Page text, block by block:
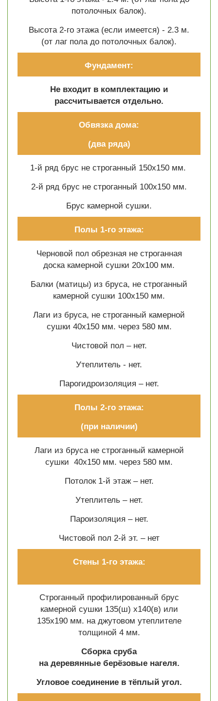
потолочных балок).
Высота 2-го этажа (если имеется) - 2.3 м.
(от лаг пола до потолочных балок).
Фундамент:
Не входит в комплектацию и
рассчитывается отдельно.
Обвязка дома:
(два ряда)
1-й ряд брус не строганный 150х150 мм.
2-й ряд брус не строганный 100х150 мм.
Брус камерной сушки.
Полы 1-го этажа:
Черновой пол обрезная не строганная
доска камерной сушки 20х100 мм.
Балки (матицы) из бруса, не строганный
камерной сушки 100х150 мм.
Лаги из бруса, не строганный камерной
сушки 40х150 мм. через 580 мм.
Чистовой пол – нет.
Утеплитель - нет.
Парогидроизоляция – нет.
Полы 2-го этажа:
(при наличии)
Лаги из бруса не строганный камерной
сушки 40х150 мм. через 580 мм.
Потолок 1-й этаж – нет.
Утеплитель – нет.
Пароизоляция – нет.
Чистовой пол 2-й эт. – нет
Стены 1-го этажа:
Строганный профилированный брус
камерной сушки 135(ш) х140(в) или
135х190 мм. на джутовом утеплителе
толщиной 4 мм.
Сборка сруба
на деревянные берёзовые нагеля.
Угловое соединение в тёплый угол.